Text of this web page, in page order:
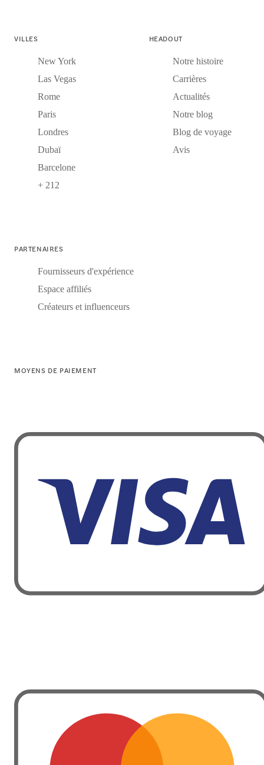
VILLES
New York
Las Vegas
Rome
Paris
Londres
Dubaï
Barcelone
+ 212
HEADOUT
Notre histoire
Carrières
Actualités
Notre blog
Blog de voyage
Avis
PARTENAIRES
Fournisseurs d'expérience
Espace affiliés
Créateurs et influenceurs
MOYENS DE PAIEMENT